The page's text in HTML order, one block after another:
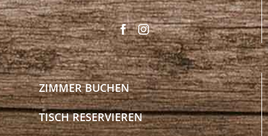
ZIMMER BUCHEN
TISCH RESERVIEREN